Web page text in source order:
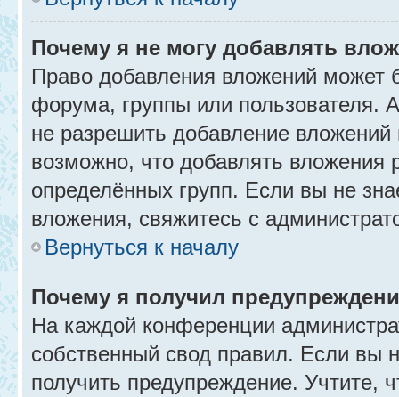
Почему я не могу добавлять
Право добавления вложений может
форума, группы или пользователя.
не разрешить добавление
возможно, что добавлять вложения
определённых групп. Если вы не
вложения, свяжитесь с
Вернуться к началу
Почему я получил
На каждой конференции
собственный свод правил. Если вы
получить предупреждение. Учтите,